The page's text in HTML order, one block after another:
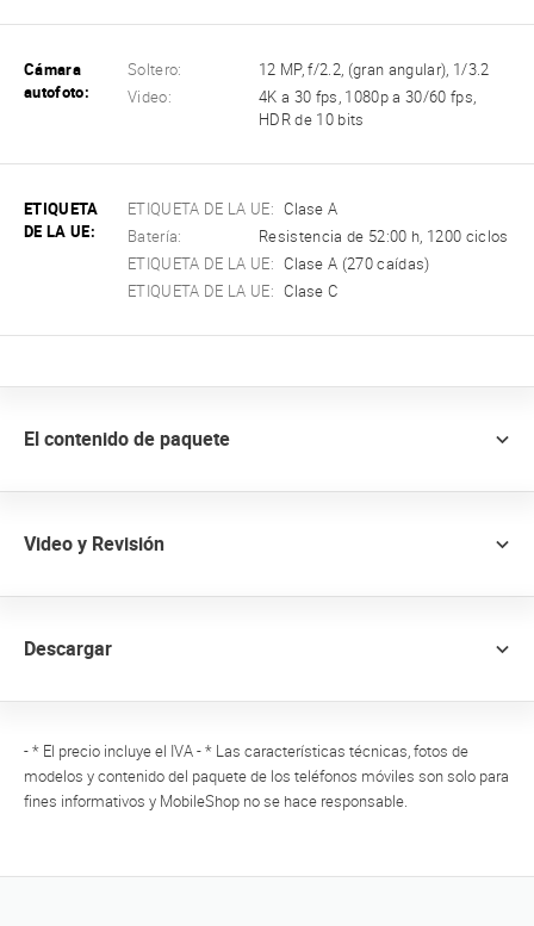
Cámara
autofoto:
Soltero:
12 MP, f/2.2, (gran angular), 1/3.2
Video:
4K a 30 fps, 1080p a 30/60 fps,
HDR de 10 bits
ETIQUETA
DE LA UE:
ETIQUETA DE LA UE:
Clase A
Batería:
Resistencia de 52:00 h, 1200 ciclos
ETIQUETA DE LA UE:
Clase A (270 caídas)
ETIQUETA DE LA UE:
Clase C
El contenido de paquete
Video y Revisión
Descargar
- * El precio incluye el IVA - * Las características técnicas, fotos de
modelos y contenido del paquete de los teléfonos móviles son solo para
fines informativos y MobileShop no se hace responsable.